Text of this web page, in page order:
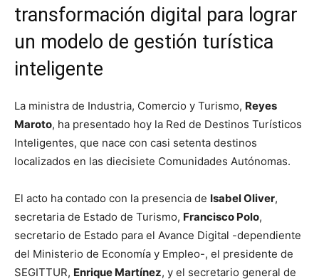
transformación digital para lograr
un modelo de gestión turística
inteligente
La ministra de Industria, Comercio y Turismo, Reyes
Maroto, ha presentado hoy la Red de Destinos Turísticos
Inteligentes, que nace con casi setenta destinos
localizados en las diecisiete Comunidades Autónomas.
El acto ha contado con la presencia de Isabel Oliver,
secretaria de Estado de Turismo, Francisco Polo,
secretario de Estado para el Avance Digital -dependiente
del Ministerio de Economía y Empleo-, el presidente de
SEGITTUR, Enrique Martínez, y el secretario general de